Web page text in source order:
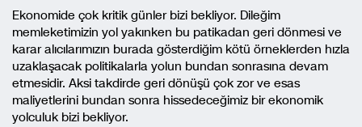
Ekonomide çok kritik günler bizi bekliyor. Dileğim
memleketimizin yol yakınken bu patikadan geri dönmesi ve
karar alıcılarımızın burada gösterdiğim kötü örneklerden hızla
uzaklaşacak politikalarla yolun bundan sonrasına devam
etmesidir. Aksi takdirde geri dönüşü çok zor ve esas
maliyetlerini bundan sonra hissedeceğimiz bir ekonomik
yolculuk bizi bekliyor.